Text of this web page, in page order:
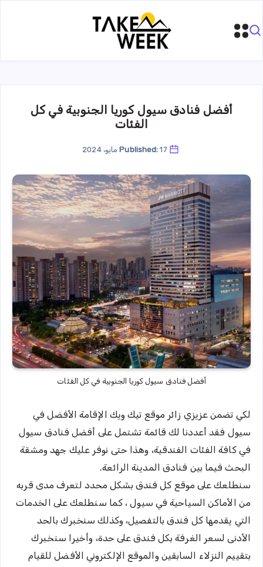
أفضل فنادق سيول كوريا الجنوبية في كل
الفئات
Published: 17 مايو، 2024
أفضل فنادق سيول كوريا الجنوبية في كل الفئات
لكي تضمن عزيزي زائر موقع تيك ويك الإقامة الأفضل في
سيول فقد أعددنا لك قائمة تشتمل على أفضل فنادق سيول
في كافة الفئات الفندقية، وهذا حتى نوفر عليك جهد ومشقة
البحث فيما بين فنادق المدينة الرائعة.
سنطلعك على موقع كل فندق بشكل محدد لتعرف مدى قربه
من الأماكن السياحية في سيول ، كما سنطلعك على الخدمات
التي يقدمها كل فندق بالتفصيل، وكذلك سنخبرك بالحد
الأدنى لسعر الغرفة بكل فندق على حدة، وأخيرا سنخبرك
بتقييم النزلاء السابقين والموقع الإلكتروني الأفضل للقيام